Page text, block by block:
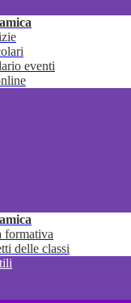
eventi
formativa
delle classi